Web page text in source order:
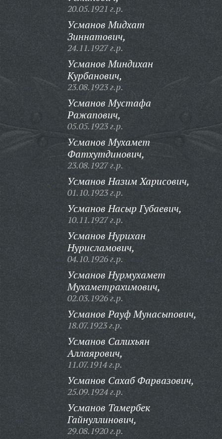
20.05.1921 г.р.
Усманов Мидхат
Зиннатович,
24.11.1927 г.р.
Усманов Миндихан
Курбанович,
23.08.1923 г.р.
Усманов Мустафа
Ражапович,
05.05.1923 г.р.
Усманов Мухамет
Фатхутдинович,
23.08.1927 г.р.
Усманов Назим Харисович,
01.10.1923 г.р.
Усманов Насыр Губаевич,
10.11.1927 г.р.
Усманов Нурихан
Нурисламович,
04.10.1926 г.р.
Усманов Нурмухамет
Мухаметрахимович,
02.03.1926 г.р.
Усманов Рауф Мунасыпович,
18.07.1923 г.р.
Усманов Салихьян
Аллаярович,
11.07.1914 г.р.
Усманов Сахаб Фарвазович,
25.09.1924 г.р.
Усманов Тамербек
Гайнуллинович,
29.08.1920 г.р.